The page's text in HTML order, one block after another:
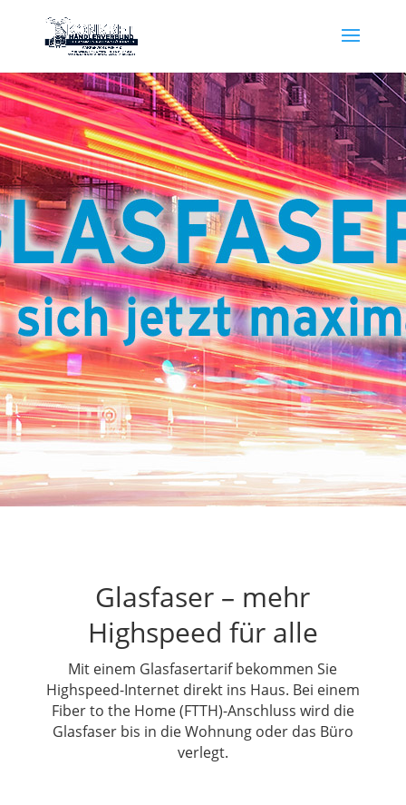
Glasfaser – mehr
Highspeed für alle
Mit einem Glasfasertarif bekommen Sie
Highspeed-Internet direkt ins Haus. Bei einem
Fiber to the Home (FTTH)-Anschluss wird die
Glasfaser bis in die Wohnung oder das Büro
verlegt.